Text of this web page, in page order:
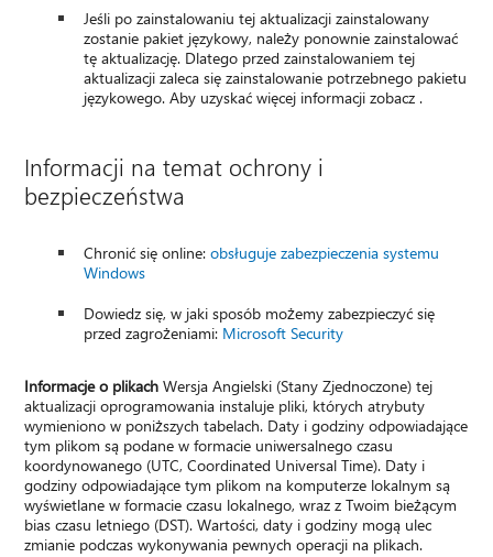
Jeśli po zainstalowaniu tej aktualizacji zainstalowany
zostanie pakiet językowy, należy ponownie zainstalować
tę aktualizację. Dlatego przed zainstalowaniem tej
aktualizacji zaleca się zainstalowanie potrzebnego pakietu
językowego. Aby uzyskać więcej informacji zobacz .
Informacji na temat ochrony i
bezpieczeństwa
Chronić się online:obsługuje zabezpieczenia systemu
Windows
Dowiedz się, w jaki sposób możemy zabezpieczyć się
przed zagrożeniami: Microsoft Security
Informacje o plikach Wersja Angielski (Stany Zjednoczone) tej
aktualizacji oprogramowania instaluje pliki, których atrybuty
wymieniono w poniższych tabelach. Daty i godziny odpowiadające
tym plikom są podane w formacie uniwersalnego czasu
koordynowanego (UTC, Coordinated Universal Time). Daty i
godziny odpowiadające tym plikom na komputerze lokalnym są
wyświetlane w formacie czasu lokalnego, wraz z Twoim bieżącym
bias czasu letniego (DST). Wartości, daty i godziny mogą ulec
zmianie podczas wykonywania pewnych operacji na plikach.